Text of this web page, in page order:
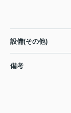
設備(その他)
備考